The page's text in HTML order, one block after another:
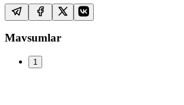
Mavsumlar
1